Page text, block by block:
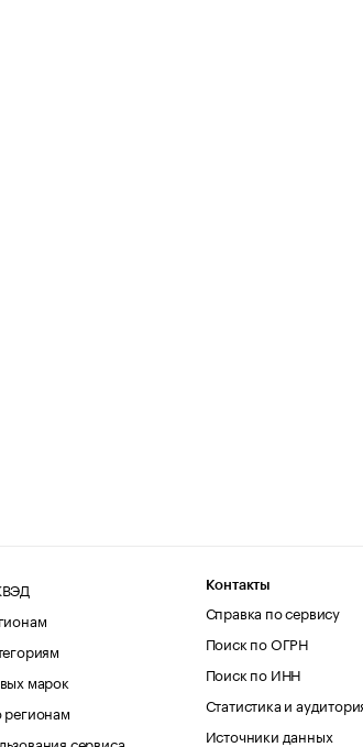
марок
регионам
сервиса
Контакты
Справка по сервису
Поиск по ОГРН
Поиск по ИНН
Статистика и
Источники данных